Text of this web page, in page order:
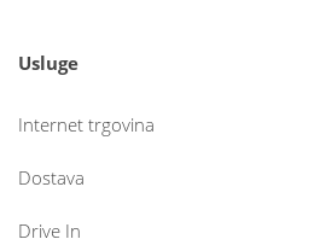
Usluge
Internet trgovina
Dostava
Drive In